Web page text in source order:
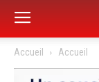
Accueil Accueil